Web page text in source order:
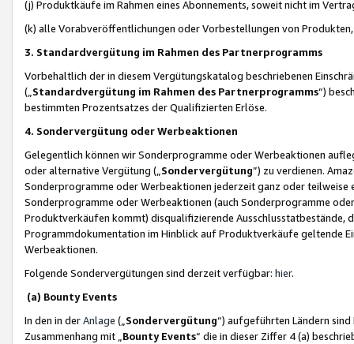
(j) Produktkäufe im Rahmen eines Abonnements, soweit nicht im
(k) alle Vorabveröffentlichungen oder Vorbestellungen von
3. Standardvergütung im Rahmen des Partnerprogramms
Vorbehaltlich der in diesem Vergütungskatalog beschriebenen
(„ Standardvergütung im Rahmen des Partnerprogramms“)
bestimmten Prozentsatzes der Qualifizierten Erlöse.
4. Sondervergütung oder Werbeaktionen
Gelegentlich können wir Sonderprogramme oder Werbeaktionen
oder alternative Vergütung („ Sondervergütung”) zu verdienen.
Sonderprogramme oder Werbeaktionen jederzeit ganz oder
Sonderprogramme oder Werbeaktionen (auch Sonderprogramme
Produktverkäufen kommt) disqualifizierende Ausschlusstatbestände,
Programmdokumentation im Hinblick auf Produktverkäufe geltende
Werbeaktionen.
Folgende Sondervergütungen sind derzeit verfügbar: hier.
(a) Bounty Events
In den in derAnlage („ Sondervergütung“) aufgeführten Ländern
Zusammenhang mit „ Bounty Events“ die in dieser Ziffer 4 (a)